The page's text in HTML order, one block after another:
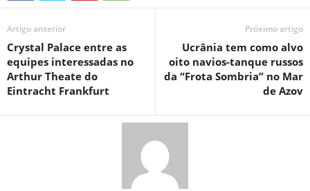
Artigo anterior
Crystal Palace entre as
equipes interessadas no
Arthur Theate do
Eintracht Frankfurt
Próximo artigo
Ucrânia tem como alvo
oito navios-tanque russos
da “Frota Sombria” no Mar
de Azov